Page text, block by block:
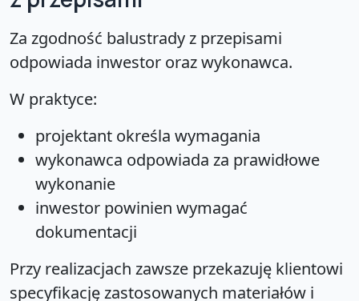
Za zgodność balustrady z przepisami
odpowiada inwestor oraz wykonawca.
W praktyce:
projektant określa wymagania
wykonawca odpowiada za prawidłowe
wykonanie
inwestor powinien wymagać
dokumentacji
Przy realizacjach zawsze przekazuję klientowi
specyfikację zastosowanych materiałów i